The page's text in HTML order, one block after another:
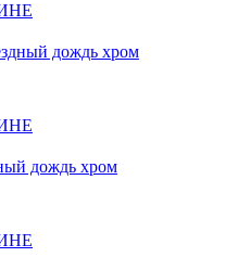
дождь хром
дождь хром